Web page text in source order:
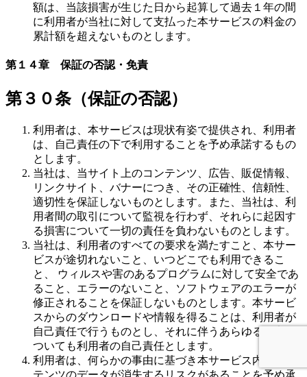
額は、当該損害が生じた日から起算して過去１年の間
に利用者が当社に対して支払った本サービスの料金の
累計額を超えないものとします。
第１４章 保証の否認・免責
第３０条（保証の否認）
利用者は、本サービスは現状有姿で提供され、利用者
は、自己責任の下で利用することを予め承諾するもの
とします。
当社は、当サイト上のコンテンツ、広告、販促情報、
リンクサイト、バナーにつき、その正確性、信頼性、
適切性を保証しないものとします。また、当社は、利
用者間の取引について監視を行わず、それらに起因す
る損害について一切の責任を負わないものとします。
当社は、利用者のすべての要求を満たすこと、本サー
ビスが途切れないこと、いつどこでも利用できるこ
と、 ウィルスや害のあるプログラムに対して安全であ
ること、エラーのないこと、ソフトウェアのエラーが
修正されることを保証しないものとします。本サービ
スからのダウンロードや情報を得ることは、利用者が
自己責任で行うものとし、それに伴うあらゆる損害に
ついても利用者の自己責任とします。
利用者は、何らかの事由に基づき本サービス内のコン
テンツのデータが消失するリスクがあることを予め承